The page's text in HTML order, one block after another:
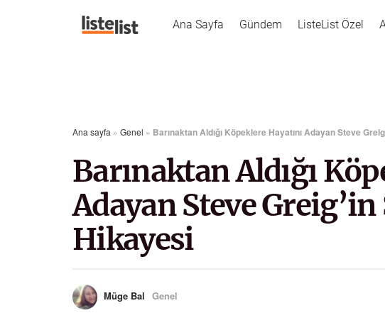
Ana Sayfa Gündem ListeList Özel
Ana sayfa » Genel » Barınaktan Aldığı Köpeklere Hayatını Adayan Steve
Barınaktan Aldığı
Adayan Steve
Hikayesi
Müge Bal Genel